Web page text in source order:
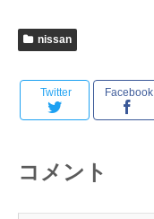
nissan
Twitter Facebook
コメント